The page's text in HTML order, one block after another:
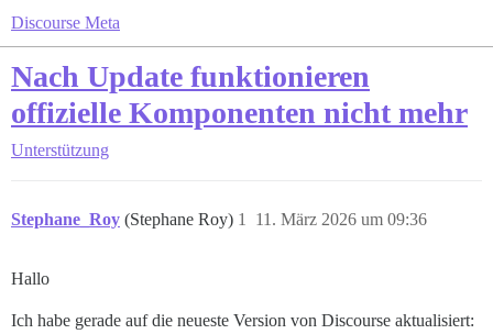
Discourse Meta
Nach Update funktionieren
offizielle Komponenten nicht mehr
Unterstützung
Stephane_Roy (Stephane Roy) 11. März 2026 um 09:36
1
Hallo
Ich habe gerade auf die neueste Version von Discourse aktualisiert: